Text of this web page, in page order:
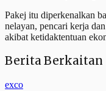
Pakej itu diperkenalkan
nelayan, pencari kerja
akibat ketidaktentuan
Berita Berkaitan
exco